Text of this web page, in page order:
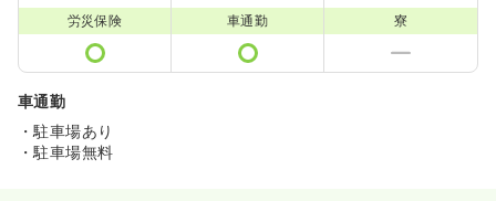
労災保険 車通勤 寮
車通勤
・駐車場あり
・駐車場無料